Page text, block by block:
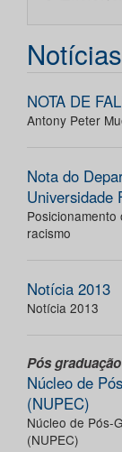
Notícias
NOTA DE
Antony Peter
Nota do
Universidade
racismo
Notícia 2013
Notícia 2013
Pós
Núcleo de
(NUPEC)
Núcleo de Pós-
(NUPEC)